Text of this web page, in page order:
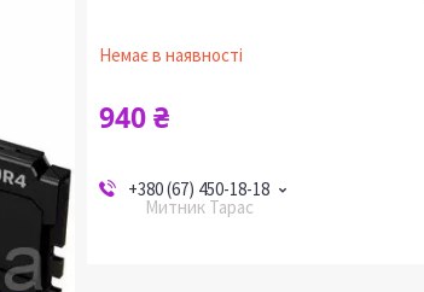
Немає в наявності
940 ₴
+380 (67) 450-18-18
Митник Тарас